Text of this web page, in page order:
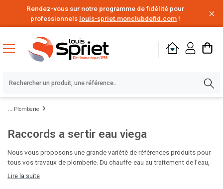
Rendez-vous sur notre programme de fidélité pour
professionnels louis-spriet.monclubdefid.com !
Plomberie
Raccords a sertir eau viega
Nous vous proposons une grande variété de références produits pour
tous vos travaux de plomberie. Du chauffe-eau au traitement de l'eau,
en passant par le poste à souder, les solutions d'étanchéité,
Lire la suite